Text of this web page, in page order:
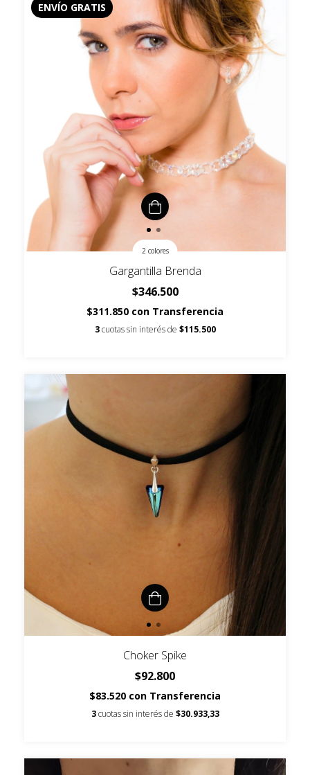
ENVÍO GRATIS
2 colores
Gargantilla Brenda
$346.500
$311.850 con Transferencia
3 cuotas sin interés de $115.500
Choker Spike
$92.800
$83.520 con Transferencia
3 cuotas sin interés de $30.933,33